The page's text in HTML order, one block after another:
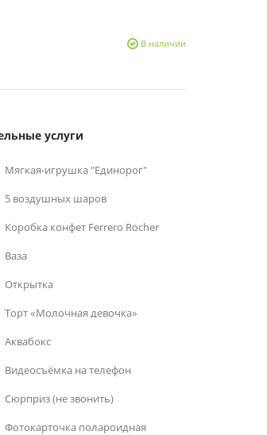
В наличии
услуги
Мягкая-игрушка "Единорог"
5 воздушных шаров
Коробка конфет Ferrero Rocher
Ваза
Открытка
Торт «Молочная девочка»
Аквабокс
Видеосъёмка на телефон
Сюрприз (не звонить)
Фотокарточка полароидная